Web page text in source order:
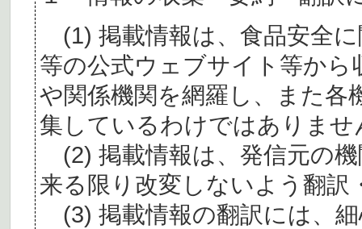
(1) 掲載情報は、食品安全
等の公式ウェブサイト等か
や関係機関を網羅し、また各
集しているわけではありませ
(2) 掲載情報は、発信元の
来る限り改変しないよう翻訳
(3) 掲載情報の翻訳には、